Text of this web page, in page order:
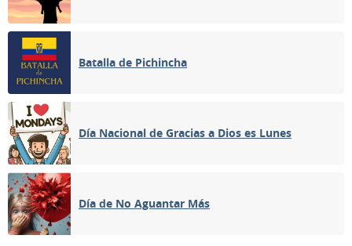
Batalla de Pichincha
Día Nacional de Gracias a Dios es Lunes
Día de No Aguantar Más